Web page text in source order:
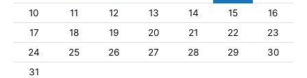
10
11 12 13 14 15
16
17
18 19 20 21 22
23
24
25 26 27 28 29
30
31